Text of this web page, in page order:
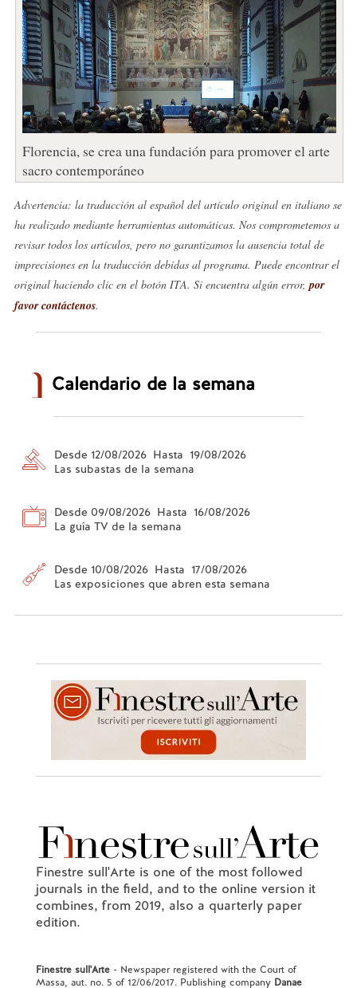
Florencia, se crea una fundación para promover el arte
sacro contemporáneo
Advertencia: la traducción al español del artículo original en italiano se
ha realizado mediante herramientas automáticas. Nos comprometemos a
revisar todos los artículos, pero no garantizamos la ausencia total de
imprecisiones en la traducción debidas al programa. Puede encontrar el
original haciendo clic en el botón ITA. Si encuentra algún error, por
favor contáctenos.
Calendario de la semana
Desde 12/08/2026 Hasta 19/08/2026
Las subastas de la semana
Desde 09/08/2026 Hasta 16/08/2026
La guía TV de la semana
Desde 10/08/2026 Hasta 17/08/2026
Las exposiciones que abren esta semana
Finestre sull'Arte is one of the most followed
journals in the field, and to the online version it
combines, from 2019, also a quarterly paper
edition.
Finestre sull'Arte- Newspaper registered with the Court of
Massa, aut. no. 5 of 12/06/2017. Publishing company Danae